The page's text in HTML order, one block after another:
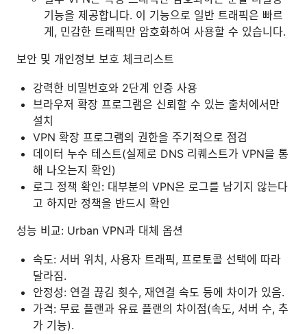
기능을 제공합니다. 이 기능으로 일반 트래픽은 빠르
게, 민감한 트래픽만 암호화하여 사용할 수 있습니다.
보안 및 개인정보 보호 체크리스트
강력한 비밀번호와 2단계 인증 사용
브라우저 확장 프로그램은 신뢰할 수 있는 출처에서만
설치
VPN 확장 프로그램의 권한을 주기적으로 점검
데이터 누수 테스트(실제로 DNS 리퀘스트가 VPN을 통
해 나오는지 확인)
로그 정책 확인: 대부분의 VPN은 로그를 남기지 않는다
고 하지만 정책을 반드시 확인
성능 비교: Urban VPN과 대체 옵션
속도: 서버 위치, 사용자 트래픽, 프로토콜 선택에 따라
달라짐.
안정성: 연결 끊김 횟수, 재연결 속도 등에 차이가 있음.
가격: 무료 플랜과 유료 플랜의 차이점(속도, 서버 수, 추
가 기능).